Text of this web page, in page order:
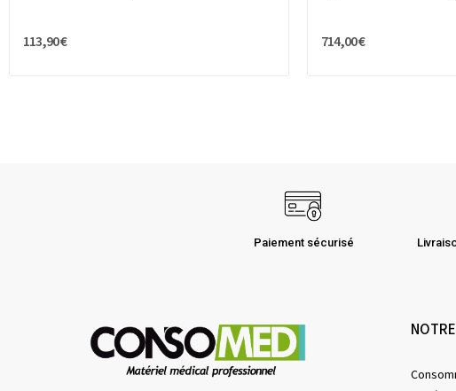
113,90 € 714,00 €
Paiement sécurisé